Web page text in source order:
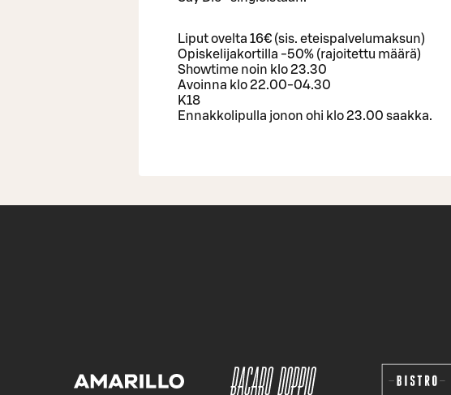
Liput ovelta 16€ (sis. eteispalvelumaksun)
Opiskelijakortilla -50% (rajoitettu määrä)
Showtime noin klo 23.30
Avoinna klo 22.00-04.30
K18
Ennakkolipulla jonon ohi klo 23.00 saakka.